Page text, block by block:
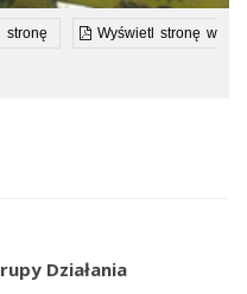
Wyświetl stronę w
Działania